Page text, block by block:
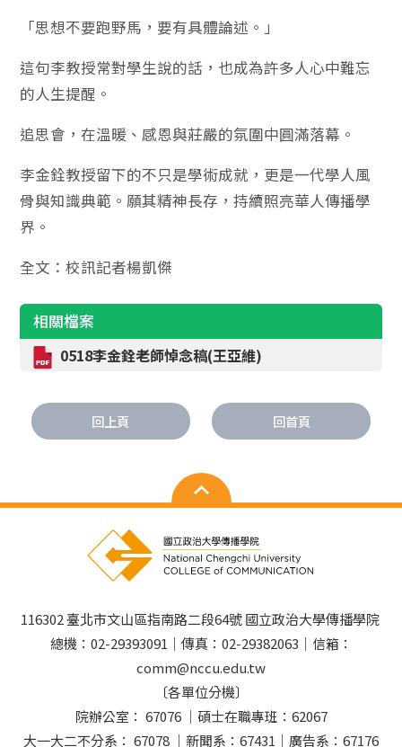
「思想不要跑野馬，要有具體論述。」
這句李教授常對學生說的話，也成為許多人心中難忘
的人生提醒。
追思會，在溫暖、感恩與莊嚴的氛圍中圓滿落幕。
李金銓教授留下的不只是學術成就，更是一代學人風
骨與知識典範。願其精神長存，持續照亮華人傳播學
界。
全文：校訊記者楊凱傑
相關檔案
0518李金銓老師悼念稿(王亞維)
回上頁 回首頁
116302 臺北市文山區指南路二段64號 國立政治大學傳播學院
總機：02-29393091｜傳真：02-29382063｜信箱：
comm@nccu.edu.tw
〔各單位分機〕
院辦公室： 67076 ｜碩士在職專班：62067
大一大二不分系： 67078 ｜新聞系：67431｜廣告系：67176